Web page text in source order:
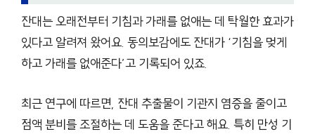
잔대는 오래전부터 기침과 가래를 없애는 데 탁월한 효과가
있다고 알려져 왔어요. 동의보감에도 잔대가 ‘기침을 멎게
하고 가래를 없애준다’고 기록되어 있죠.
최근 연구에 따르면, 잔대 추출물이 기관지 염증을 줄이고
점액 분비를 조절하는 데 도움을 준다고 해요. 특히 만성 기